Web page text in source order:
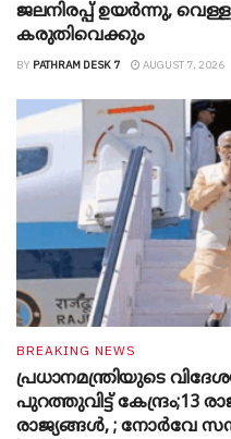
ജലനിരപ്പ് ഉയർന്നു,
കരുതിവെക്കും
BY PATHRAM DESK 7 AUGUST 7, 2026
BREAKING NEWS
പ്രധാനമന്ത്രിയുടെ
പുറത്തുവിട്ട് കേന്ദ്രം;13
രാജ്യങ്ങൾ, ; നോർവേ